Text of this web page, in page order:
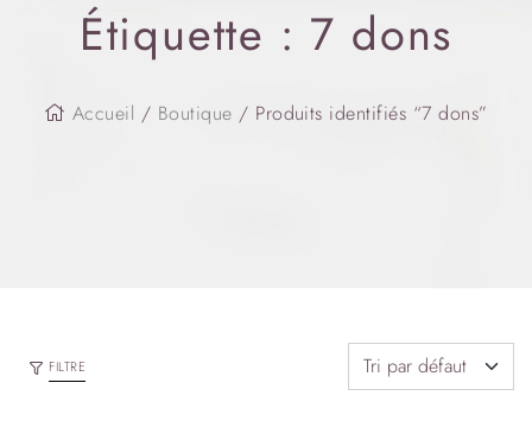
Étiquette : 7 dons
Accueil / Boutique / Produits identifiés “7 dons”
FILTRE